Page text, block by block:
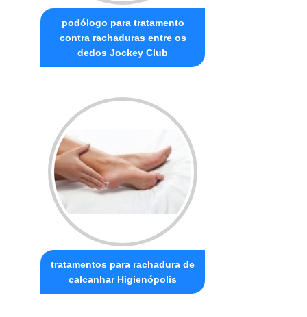
podólogo para tratamento
contra rachaduras entre os
dedos Jockey Club
tratamentos para rachadura de
calcanhar Higienópolis